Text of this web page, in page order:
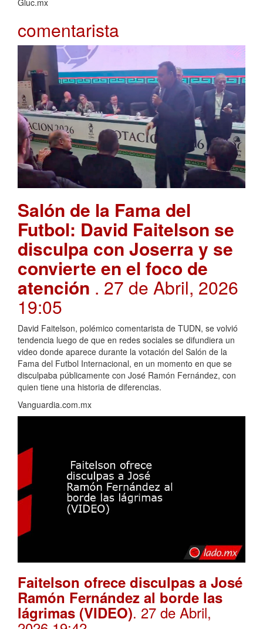
Gluc.mx
comentarista
Salón de la Fama del
Futbol: David Faitelson se
disculpa con Joserra y se
convierte en el foco de
atención . 27 de Abril, 2026
19:05
David Faitelson, polémico comentarista de TUDN, se volvió
tendencia luego de que en redes sociales se difundiera un
video donde aparece durante la votación del Salón de la
Fama del Futbol Internacional, en un momento en que se
disculpaba públicamente con José Ramón Fernández, con
quien tiene una historia de diferencias.
Vanguardia.com.mx
Faitelson ofrece disculpas a José
Ramón Fernández al borde las
lágrimas (VIDEO). 27 de Abril,